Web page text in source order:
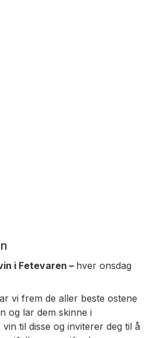
i Fetevaren – hver onsdag
vi frem de aller beste ostene
og lar dem skinne i
til disse og inviterer deg til å